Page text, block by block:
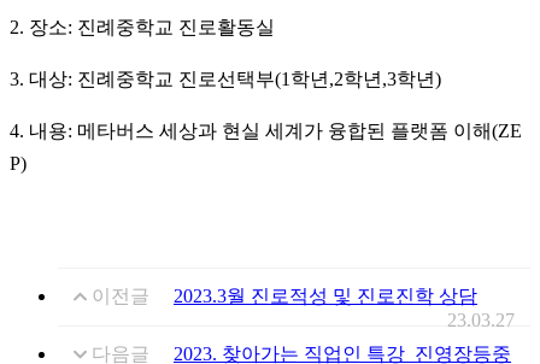
2. 장소: 진례중학교 진로활동실
3. 대상: 진례중학교 진로선택부(1학년,2학년,3학년)
4. 내용: 메타버스 세상과 현실 세계가 융합된 플랫폼 이해(ZE
P)
이전글
2023.3월 진로적성 및 진로진학 상담
23.03.27
다음글
2023. 찾아가는 직업인 특강_진영장등중